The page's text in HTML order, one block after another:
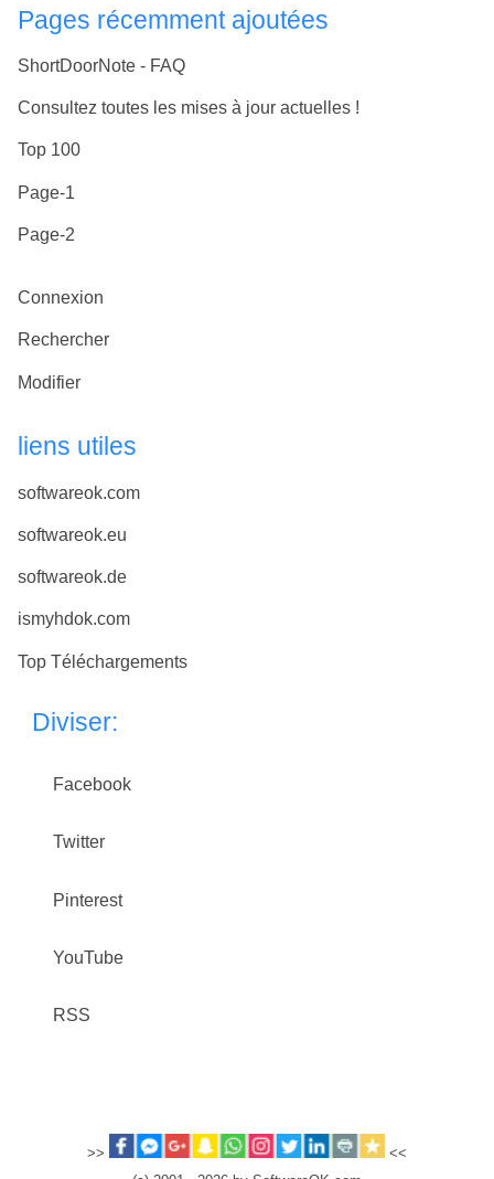
Pages récemment ajoutées
ShortDoorNote - FAQ
Consultez toutes les mises à jour actuelles !
Top 100
Page-1
Page-2
Connexion
Rechercher
Modifier
liens utiles
softwareok.com
softwareok.eu
softwareok.de
ismyhdok.com
Top Téléchargements
Diviser:
Facebook
Twitter
Pinterest
YouTube
RSS
>>
<<